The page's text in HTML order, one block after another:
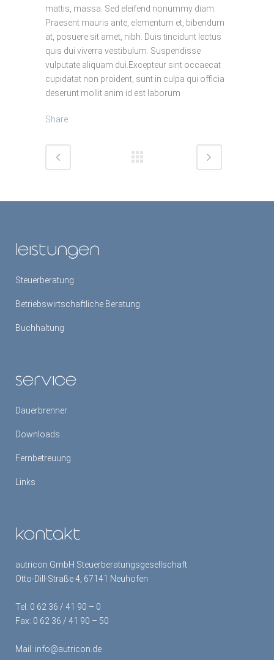
mattis, massa. Sed eleifend nonummy diam.
Praesent mauris ante, elementum et, bibendum
at, posuere sit amet, nibh. Duis tincidunt lectus
quis dui viverra vestibulum. Suspendisse
vulputate aliquam dui.Excepteur sint occaecat
cupidatat non proident, sunt in culpa qui officia
deserunt mollit anim id est laborum
Share
leistungen
Steuerberatung
Betriebswirtschaftliche Beratung
Buchhaltung
service
Dauerbrenner
Downloads
Fernbetreuung
Links
kontakt
autricon GmbH Steuerberatungsgesellschaft
Otto-Dill-Straße 4, 67141 Neuhofen
Tel: 0 62 36 / 41 90 – 0
Fax: 0 62 36 / 41 90 – 50
Mail: info@autricon.de